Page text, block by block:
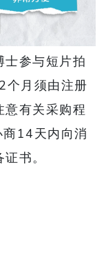
参与短片拍
个月须由注册
有关采购程
14天内向消
书。